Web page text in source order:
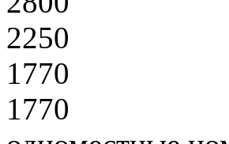
2250
1770
1770